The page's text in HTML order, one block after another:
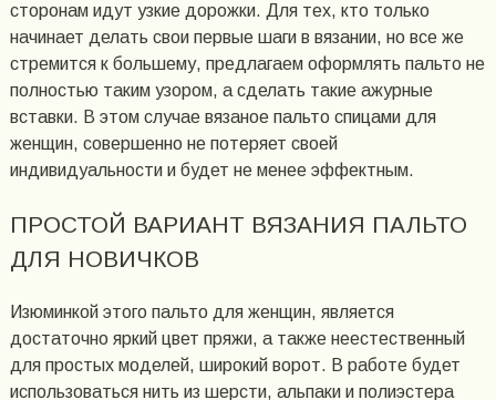
сторонам идут узкие дорожки. Для тех, кто только
начинает делать свои первые шаги в вязании, но все же
стремится к большему, предлагаем оформлять пальто не
полностью таким узором, а сделать такие ажурные
вставки. В этом случае вязаное пальто спицами для
женщин, совершенно не потеряет своей
индивидуальности и будет не менее эффектным.
ПРОСТОЙ ВАРИАНТ ВЯЗАНИЯ ПАЛЬТО
ДЛЯ НОВИЧКОВ
Изюминкой этого пальто для женщин, является
достаточно яркий цвет пряжи, а также неестественный
для простых моделей, широкий ворот. В работе будет
использоваться нить из шерсти, альпаки и полиэстера